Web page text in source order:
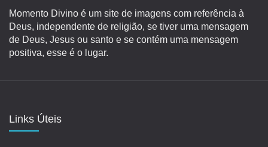
Momento Divino é um site de imagens com referência à
Deus, independente de religião, se tiver uma mensagem
de Deus, Jesus ou santo e se contém uma mensagem
positiva, esse é o lugar.
Links Úteis